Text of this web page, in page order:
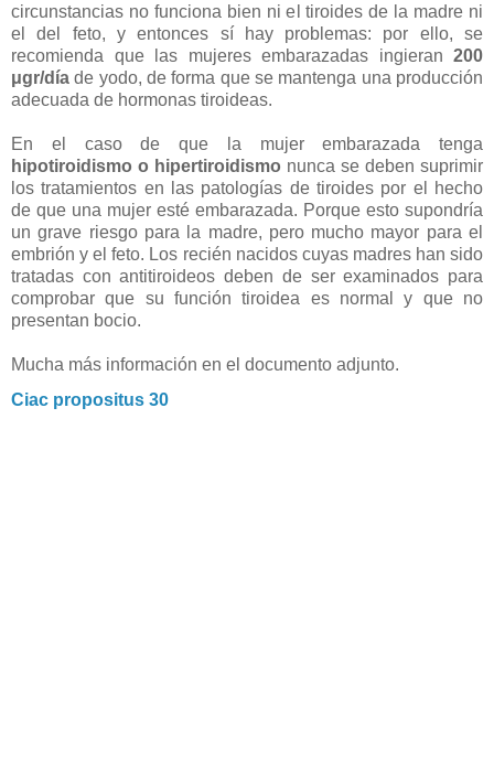
circunstancias no funciona bien ni el tiroides de la madre ni
el del feto, y entonces sí hay problemas: por ello, se
recomienda que las mujeres embarazadas ingieran 200
μgr/día de yodo, de forma que se mantenga una producción
adecuada de hormonas tiroideas.
En el caso de que la mujer embarazada tenga
hipotiroidismo o hipertiroidismo nunca se deben suprimir
los tratamientos en las patologías de tiroides por el hecho
de que una mujer esté embarazada. Porque esto supondría
un grave riesgo para la madre, pero mucho mayor para el
embrión y el feto. Los recién nacidos cuyas madres han sido
tratadas con antitiroideos deben de ser examinados para
comprobar que su función tiroidea es normal y que no
presentan bocio.
Mucha más información en el documento adjunto.
Ciac propositus 30